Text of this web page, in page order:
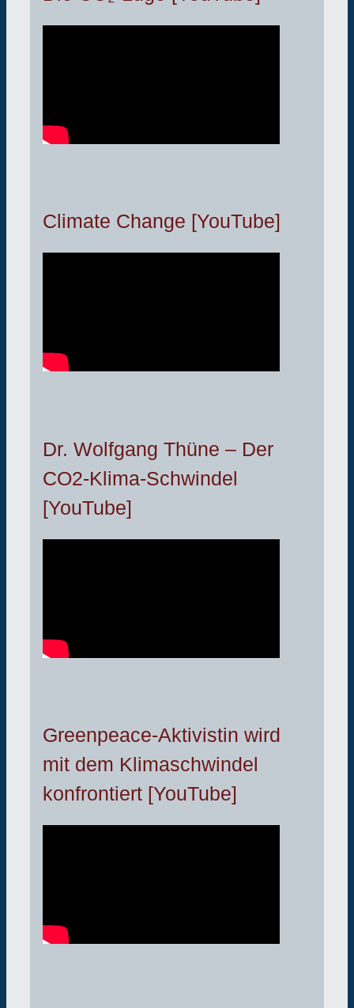
Climate Change [YouTube]
Dr. Wolfgang Thüne – Der
CO2-Klima-Schwindel
[YouTube]
Greenpeace-Aktivistin wird
mit dem Klimaschwindel
konfrontiert [YouTube]